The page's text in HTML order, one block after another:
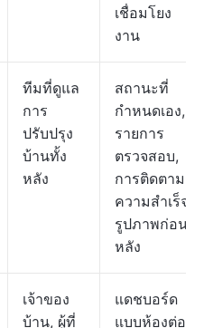
เชื่อมโยง
งาน
ทีมที่ดูแล
การ
ปรับปรุง
บ้านทั้ง
หลัง
สถานะที่
กำหนดเอง,
รายการ
ตรวจสอบ,
การติดตาม
ความสำเร็จ,
รูปภาพก่อน/
หลัง
เจ้าของ
บ้าน, ผู้ที่
แดชบอร์ด
แบบห้องต่อ